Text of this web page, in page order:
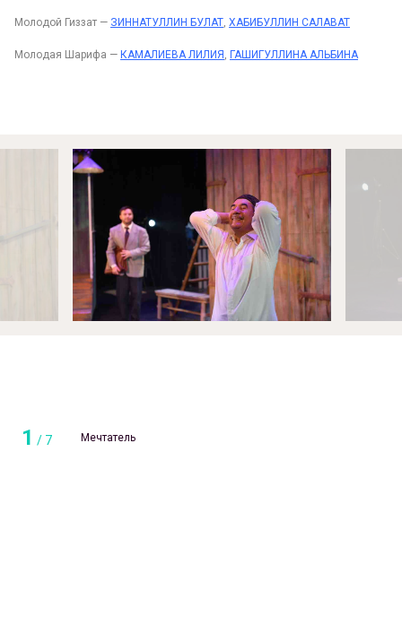
Молодой Гиззат — ЗИННАТУЛЛИН БУЛАТ, ХАБИБУЛЛИН САЛАВАТ
Молодая Шарифа — КАМАЛИЕВА ЛИЛИЯ , ГАШИГУЛЛИНА АЛЬБИНА
1 / 7 Мечтатель